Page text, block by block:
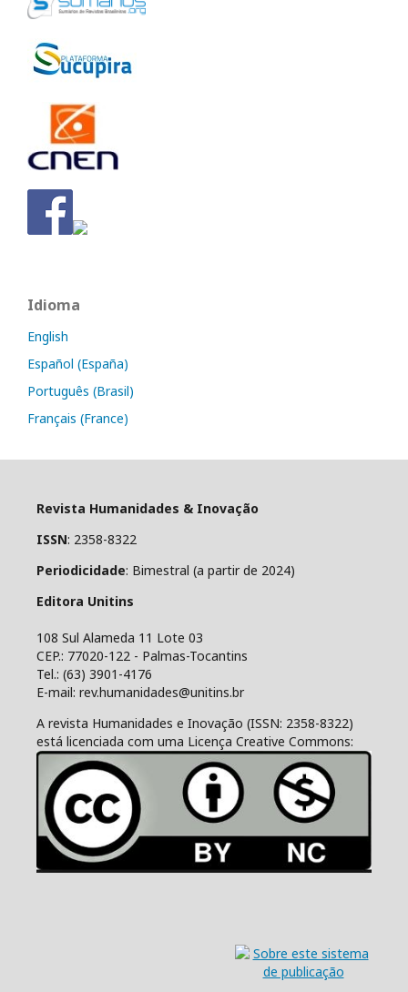
Idioma
English
Español (España)
Português (Brasil)
Français (France)
Revista Humanidades & Inovação
ISSN: 2358-8322
Periodicidade: Bimestral (a partir de 2024)
Editora Unitins
108 Sul Alameda 11 Lote 03
CEP.: 77020-122 - Palmas-Tocantins
Tel.: (63) 3901-4176
E-mail: rev.humanidades@unitins.br
A revista Humanidades e Inovação (ISSN: 2358-8322)
está licenciada com uma Licença Creative Commons: